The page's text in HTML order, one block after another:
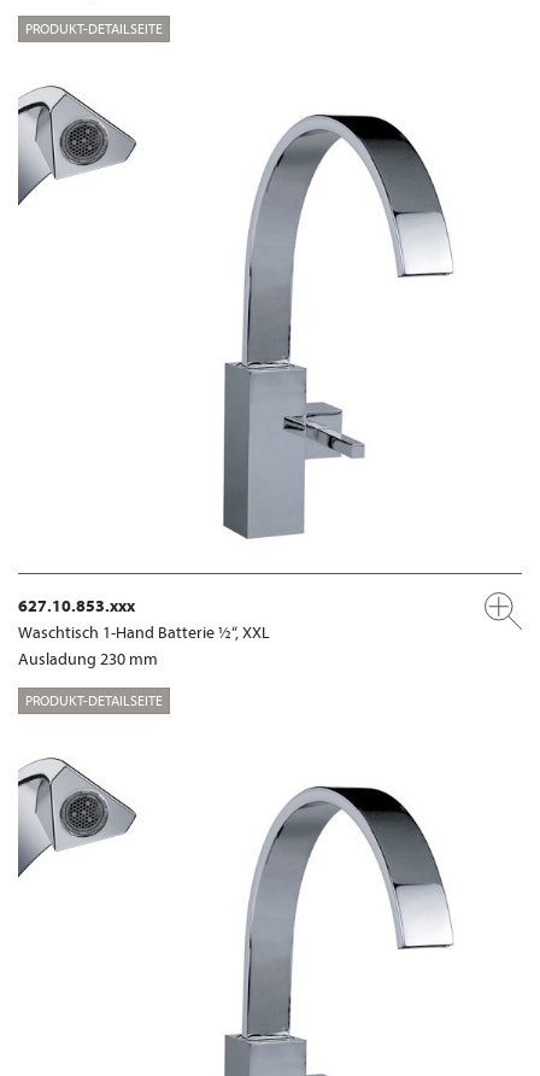
PRODUKT-DETAILSEITE
627.10.853.xxx
Waschtisch 1-Hand Batterie ½“, XXL
Ausladung 230 mm
PRODUKT-DETAILSEITE